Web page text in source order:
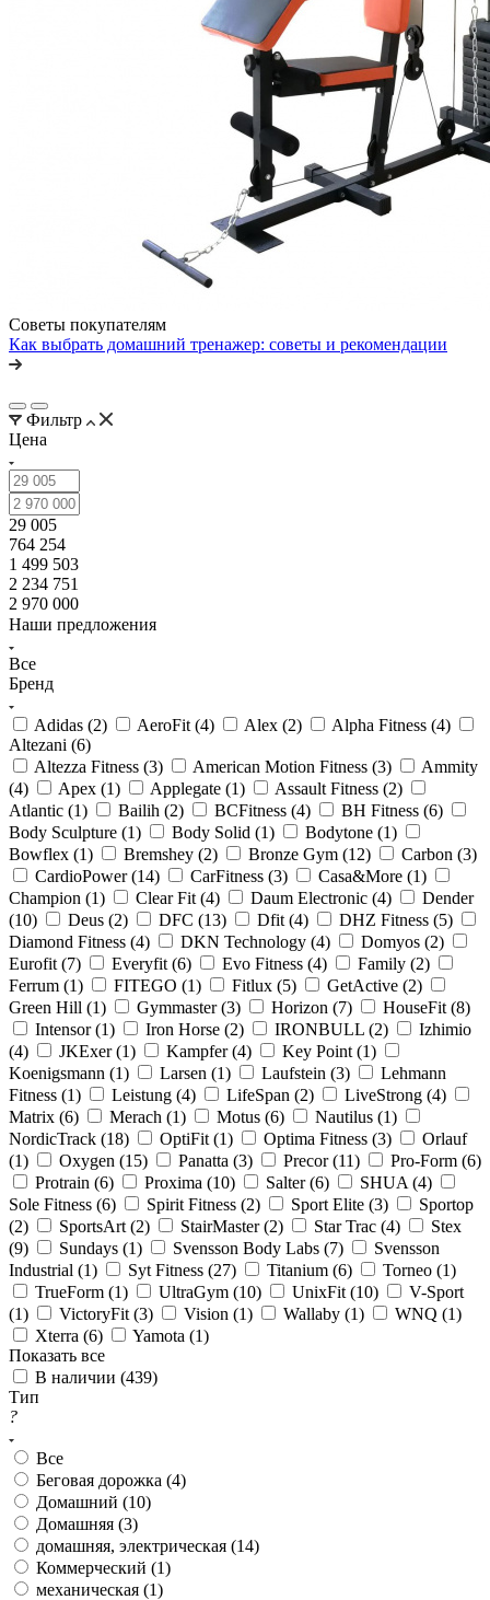
Советы покупателям
Как выбрать домашний тренажер: советы и рекомендации
Фильтр
Цена
29 005
764 254
1 499 503
2 234 751
2 970 000
Наши предложения
Все
Бренд
Adidas (2) AeroFit (4) Alex (2) Alpha Fitness (4)
Altezani (6)
Altezza Fitness (3) American Motion Fitness (3)
Ammity
(4) Apex (1) Applegate (1) Assault Fitness (2)
Atlantic (1) Bailih (2) BCFitness (4) BH Fitness (6)
Body Sculpture (1) Body Solid (1) Bodytone (1)
Bowflex (1) Bremshey (2) Bronze Gym (12) Carbon (3)
CardioPower (14) CarFitness (3) Casa&More (1)
Champion (1) Clear Fit (4) Daum Electronic (4)
Dender
(10) Deus (2) DFC (13) Dfit (4) DHZ Fitness (5)
Diamond Fitness (4) DKN Technology (4) Domyos (2)
Eurofit (7) Everyfit (6) Evo Fitness (4) Family (2)
Ferrum (1) FITEGO (1) Fitlux (5) GetActive (2)
Green Hill (1) Gymmaster (3) Horizon (7) HouseFit (8)
Intensor (1) Iron Horse (2) IRONBULL (2)
Izhimio
(4) JKExer (1) Kampfer (4) Key Point (1)
Koenigsmann (1) Larsen (1) Laufstein (3)
Lehmann
Fitness (1) Leistung (4) LifeSpan (2) LiveStrong (4)
Matrix (6) Merach (1) Motus (6) Nautilus (1)
NordicTrack (18) OptiFit (1) Optima Fitness (3)
Orlauf
(1) Oxygen (15) Panatta (3) Precor (11) Pro-Form (6)
Protrain (6) Proxima (10) Salter (6) SHUA (4)
Sole Fitness (6) Spirit Fitness (2) Sport Elite (3)
Sportop
(2) SportsArt (2) StairMaster (2) Star Trac (4)
Stex
(9) Sundays (1) Svensson Body Labs (7)
Svensson
Industrial (1) Syt Fitness (27) Titanium (6) Torneo (1)
TrueForm (1) UltraGym (10) UnixFit (10)
V-Sport
(1) VictoryFit (3) Vision (1) Wallaby (1) WNQ (1)
Xterra (6) Yamota (1)
Показать все
В наличии (439)
Тип
?
Все
Беговая дорожка (4)
Домашний (10)
Домашняя (3)
домашняя, электрическая (14)
Коммерческий (1)
механическая (1)